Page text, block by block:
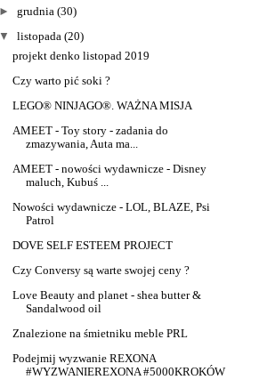
► grudnia (30)
▼
listopada (20)
projekt denko listopad 2019
Czy warto pić soki ?
LEGO® NINJAGO®. WAŻNA MISJA
AMEET - Toy story - zadania do
zmazywania, Auta ma...
AMEET - nowości wydawnicze - Disney
maluch, Kubuś ...
Nowości wydawnicze - LOL, BLAZE, Psi
Patrol
DOVE SELF ESTEEM PROJECT
Czy Conversy są warte swojej ceny ?
Love Beauty and planet - shea butter &
Sandalwood oil
Znalezione na śmietniku meble PRL
Podejmij wyzwanie REXONA
#WYZWANIEREXONA #5000KROKÓW